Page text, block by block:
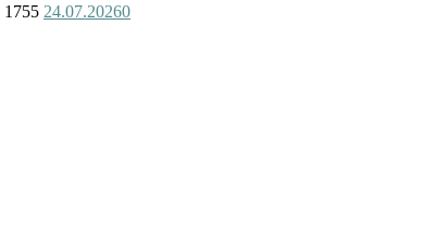
1755 24.07.20260